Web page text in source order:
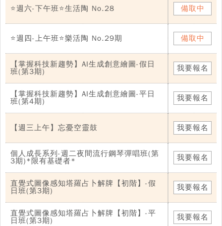
⭐週六-下午班⭐生活陶 No.28 備取中
⭐週四-上午班⭐樂活陶 No.29期 備取中
【掌握科技新趨勢】AI生成創意繪圖-假日
班(第3期)
我要報名
【掌握科技新趨勢】AI生成創意繪圖-平日
班(第4期)
我要報名
【週三上午】忘憂空靈鼓 我要報名
個人成長系列-週二夜間流行鋼琴彈唱班(第
3期)*限有基礎者*
我要報名
直覺式圖像感知塔羅占卜解牌【初階】-假
日班(第3期)
我要報名
直覺式圖像感知塔羅占卜解牌【初階】-平
日班(第3期)
我要報名